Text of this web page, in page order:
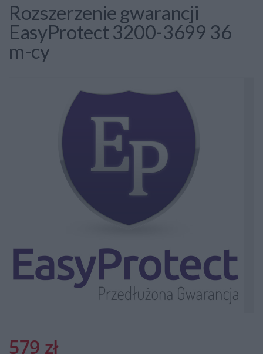
Rozszerzenie gwarancji
EasyProtect 3200-3699 36
m-cy
579 zł